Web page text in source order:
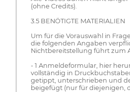
(ohne Credits).
3.5 BENÖTIGTE MATERIALIEN
Um für die Vorauswahl in
die folgenden Angaben
Nichtbereitstellung führt zum
- 1 Anmeldeformular, hier
vollständig in
getippt, unterschrieben und
beigefügt (nur für diejenigen,